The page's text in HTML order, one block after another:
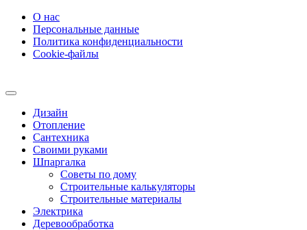
О нас
Персональные данные
Политика конфиденциальности
Cookie-файлы
Дизайн
Отопление
Сантехника
Своими руками
Шпаргалка
Советы по дому
Строительные калькуляторы
Строительные материалы
Электрика
Деревообработка